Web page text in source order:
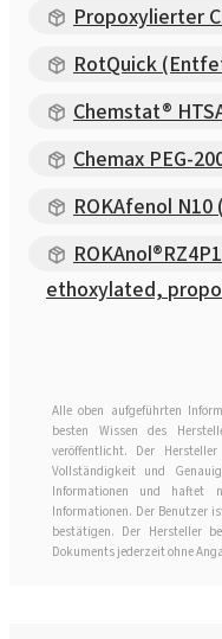
Propoxylierter
RotQuick
Chemstat®
Chemax PEG-
ROKAfenol
ethoxylated,
Alle oben aufgeführten
besten Wissen des
veröffentlicht. Der
Vollständigkeit und
Informationen und haftet
Informationen. Der Benutzer
bestätigen. Der Hersteller
Dokuments jederzeit ohne